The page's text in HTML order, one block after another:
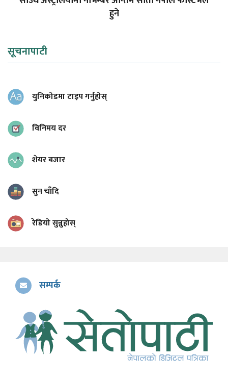
हुने
सूचनापाटी
युनिकोडमा टाइप गर्नुहोस्
विनिमय दर
शेयर बजार
सुन चाँदि
रेडियो सुन्नुहोस्
सम्पर्क